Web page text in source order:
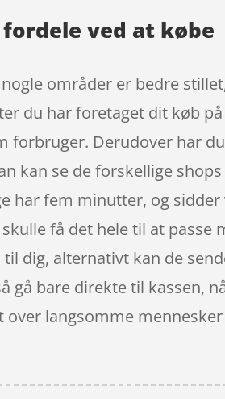
ved at købe
områder er bedre
du har foretaget dit køb på
forbruger. Derudover har
kan se de forskellige shops
har fem minutter, og sidder
få det hele til at passe
dig, alternativt kan de
gå bare direkte til kassen,
langsomme